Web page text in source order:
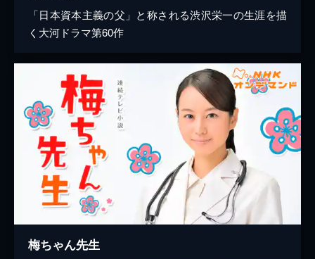
「日本資本主義の父」と称される渋沢栄一の生涯を描
く大河ドラマ第60作
梅ちゃん先生